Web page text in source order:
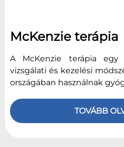
McKenzie terápia
A McKenzie terápia egy
vizsgálati és kezelési
országában használnak
TOVÁBB